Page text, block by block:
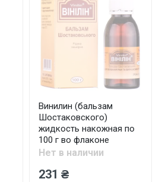
Винилин (бальзам
Шостаковского)
жидкость накожная по
100 г во флаконе
Нет в наличии
231 ₴